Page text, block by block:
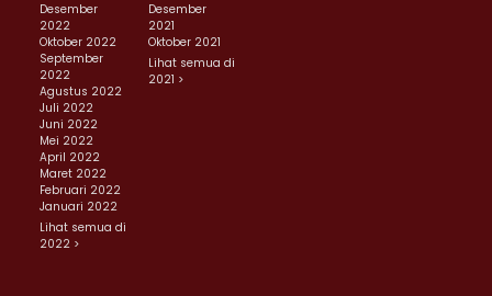
Desember
2022
Oktober 2022
September
2022
Agustus 2022
Juli 2022
Juni 2022
Mei 2022
April 2022
Maret 2022
Februari 2022
Januari 2022
Lihat semua di
2022 >
Desember
2021
Oktober 2021
Lihat semua di
2021 >